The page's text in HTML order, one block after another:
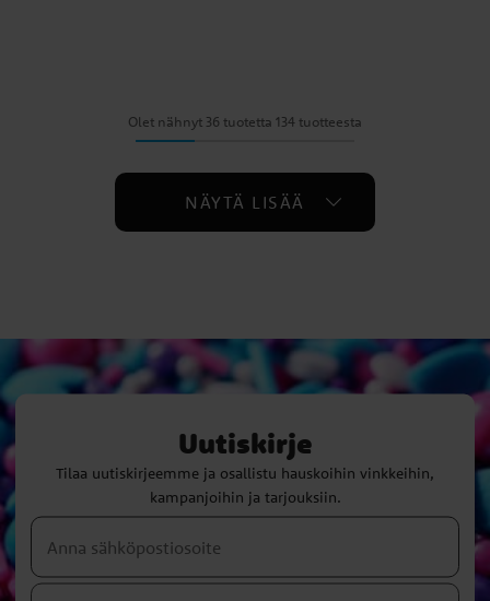
Olet nähnyt 36 tuotetta 134 tuotteesta
NÄYTÄ LISÄÄ
Uutiskirje
Tilaa uutiskirjeemme ja osallistu hauskoihin vinkkeihin,
kampanjoihin ja tarjouksiin.